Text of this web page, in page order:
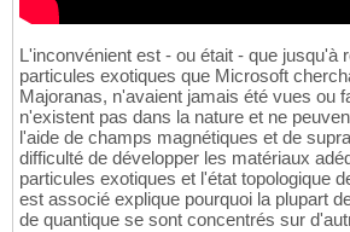
L'inconvénient est - ou était - que jusqu'à
particules exotiques que Microsoft
Majoranas, n'avaient jamais été vues ou
n'existent pas dans la nature et ne
l'aide de champs magnétiques et de
difficulté de développer les matériaux
particules exotiques et l'état topologique
est associé explique pourquoi la plupart
de quantique se sont concentrés sur